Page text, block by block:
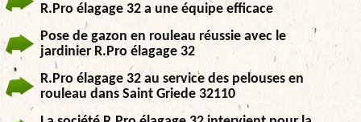
R.Pro élagage 32 a une équipe efficace
Pose de gazon en rouleau réussie avec le
jardinier R.Pro élagage 32
R.Pro élagage 32 au service des pelouses en
rouleau dans Saint Griede 32110